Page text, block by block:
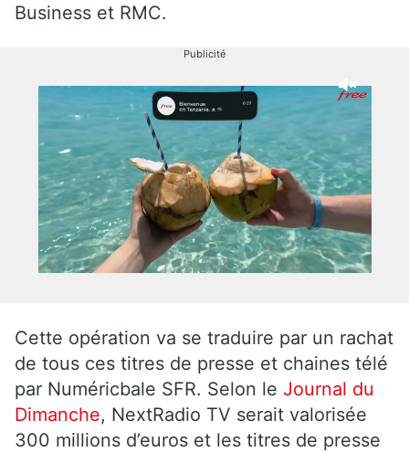
Business et RMC.
Publicité
Cette opération va se traduire par un rachat
de tous ces titres de presse et chaines télé
par Numéricbale SFR. Selon le Journal du
Dimanche, NextRadio TV serait valorisée
300 millions d’euros et les titres de presse